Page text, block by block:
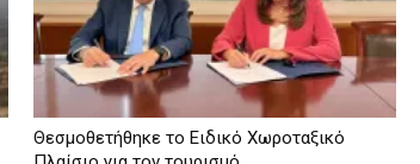
Θεσμοθετήθηκε το Ειδικό Χωροταξικό